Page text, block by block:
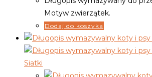
Motyw zwierzątek.
Dodaj do koszyka
Siatki